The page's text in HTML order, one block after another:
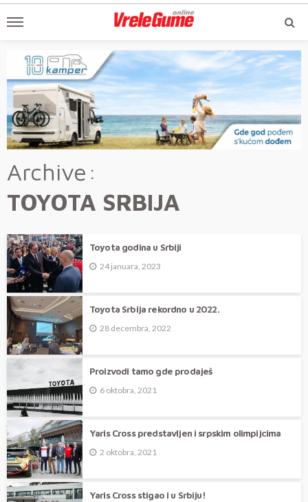
Archive
TOYOTA SRBIJA
Toyota godina u Srbiji
24 januara, 2023
Toyota Srbija rekordno u 2022.
28 decembra, 2022
Proizvodi tamo gde prodaješ
6 oktobra, 2021
Yaris Cross predstavljen i srpskim olimpijcima
2 oktobra, 2021
Yaris Cross stigao i u Srbiju!